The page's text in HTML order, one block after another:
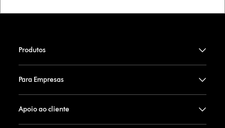
Produtos
Para Empresas
Apoio ao cliente